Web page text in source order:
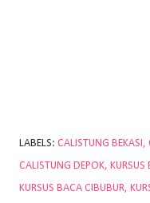
LABELS: CALISTUNG BEKASI
CALISTUNG DEPOK KURSUS
KURSUS BACA CIBUBUR